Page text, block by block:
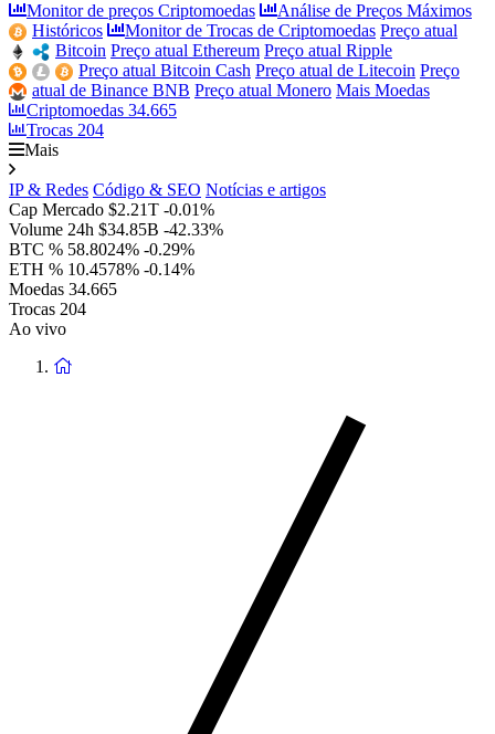
Monitor de preços Criptomoedas
Análise de Preços Máximos
Históricos
Monitor de Trocas de Criptomoedas Preço atual
Bitcoin Preço atual Ethereum Preço atual Ripple
Preço atual Bitcoin Cash Preço atual de Litecoin Preço
atual de Binance BNB Preço atual Monero Mais Moedas
Criptomoedas 34.665
Trocas 204
Mais
IP & Redes Código & SEO Notícias e artigos
Cap Mercado $2.21T -0.01%
Volume 24h $34.85B -42.33%
BTC % 58.8024% -0.29%
ETH % 10.4578% -0.14%
Moedas 34.665
Trocas 204
Ao vivo